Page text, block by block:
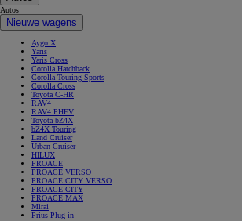
Autos
Nieuwe wagens
Aygo X
Yaris
Yaris Cross
Corolla Hatchback
Corolla Touring Sports
Corolla Cross
Toyota C-HR
RAV4
RAV4 PHEV
Toyota bZ4X
bZ4X Touring
Land Cruiser
Urban Cruiser
HILUX
PROACE
PROACE VERSO
PROACE CITY VERSO
PROACE CITY
PROACE MAX
Mirai
Prius Plug-in